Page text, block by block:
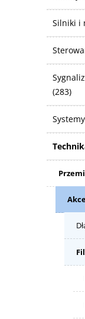
Silniki i
(283)